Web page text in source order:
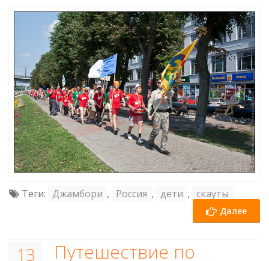
Теги: Джамбори , Россия , дети , скауты
Далее
13 Путешествие по